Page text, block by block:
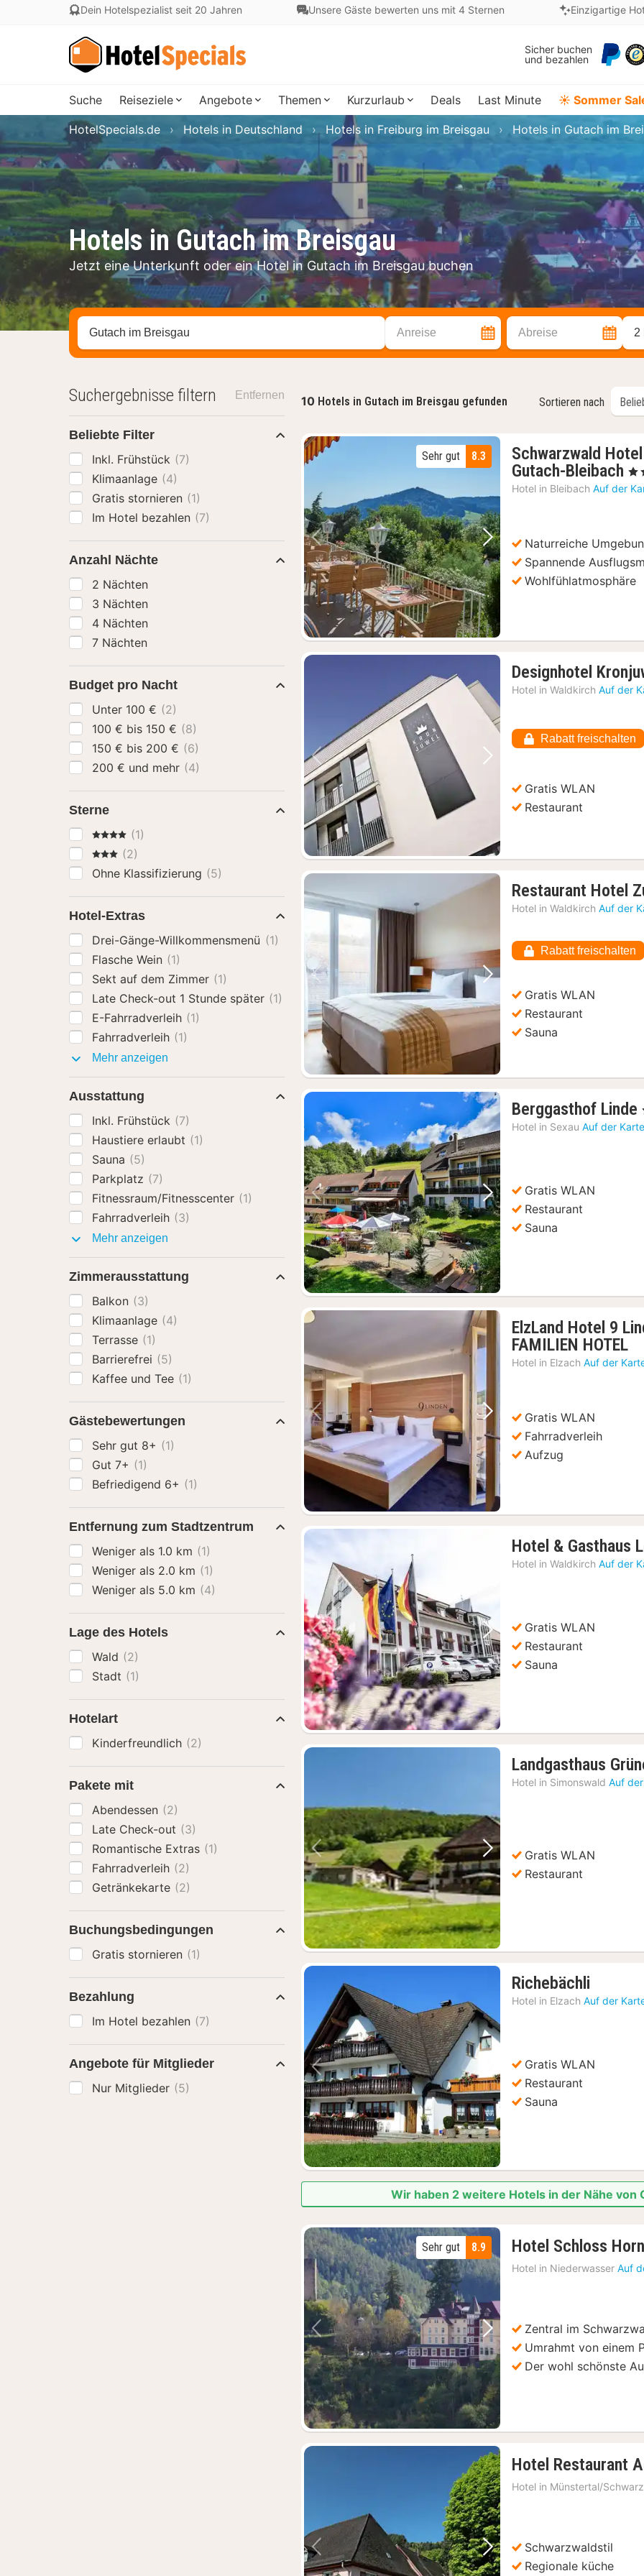
Dein Hotelspezialist seit 20 Jahren Unsere Gäste bewerten uns mit 4 Sternen Einzigartige
Sicher buchen
und bezahlen
Suche Reiseziele Angebote Themen Kurzurlaub Deals Last Minute ☀️ Sommer
Hotels in Gutach im Breisgau
Jetzt eine Unterkunft oder ein Hotel in Gutach im Breisgau buchen
HotelSpecials.de Hotels in Deutschland Hotels in Freiburg im Breisgau Hotels in Gutach im
Stadt, Region oder Hotel suchen Anreise Abreise 2
10 Hotels in Gutach im Breisgau gefunden Sortieren nach
Vorheriges Bild Nächstes Bild
8.3
Sehr gut
Schwarzwald
Gutach-Bleibach 1
€
, 4
Hotel in Bleibach Auf der
Naturreiche
Spannende
Wohlfühlatmosphäre
Vorheriges Bild Nächstes Bild
Designhotel
Hotel in Waldkirch Auf der
Rabatt freischalten
Gratis WLAN
Restaurant
Vorheriges Bild Nächstes Bild
Restaurant Hotel
Hotel in Waldkirch Auf der
Rabatt freischalten
Gratis WLAN
Restaurant
Sauna
Vorheriges Bild Nächstes Bild
Berggasthof Linde
Hotel in Sexau Auf der
Gratis WLAN
Restaurant
Sauna
Vorheriges Bild Nächstes Bild
ElzLand Hotel 9
FAMILIEN HOTEL1
Hotel in Elzach Auf der
Gratis WLAN
Fahrradverleih
Aufzug
Vorheriges Bild Nächstes Bild
Hotel & Gasthaus
Hotel in Waldkirch Auf der
Gratis WLAN
Restaurant
Sauna
Vorheriges Bild Nächstes Bild
Landgasthaus
Hotel in Simonswald Auf
Gratis WLAN
Restaurant
Vorheriges Bild Nächstes Bild
Richebächli
Nacht
Hotel in Elzach Auf der
Gratis WLAN
Restaurant
Sauna
Wir haben 2 weitere Hotels in der Nähe von
Vorheriges Bild Nächstes Bild
8.9
Sehr gut Hotel Schloss
Hotel in Niederwasser Auf
Zentral im
Umrahmt von einem
Der wohl schönste
Vorheriges Bild Nächstes Bild
Hotel Restaurant
Hotel in Münstertal/
Schwarzwaldstil
Regionale küche
Suchergebnisse filtern Entfernen
Beliebte Filter
Inkl. Frühstück (7)
Klimaanlage (4)
Gratis stornieren (1)
Im Hotel bezahlen (7)
Anzahl Nächte
2 Nächten
3 Nächten
4 Nächten
7 Nächten
Budget pro Nacht
Unter 100 € (2)
100 € bis 150 € (8)
150 € bis 200 € (6)
200 € und mehr (4)
Sterne
4 Sterne(1)
3 Sterne
(2)
Ohne Klassifizierung (5)
Hotel-Extras
Drei-Gänge-Willkommensmenü (1)
Flasche Wein (1)
Sekt auf dem Zimmer (1)
Late Check-out 1 Stunde später (1)
E-Fahrradverleih (1)
Fahrradverleih (1)
Mehr anzeigen
Ausstattung
Inkl. Frühstück (7)
Haustiere erlaubt (1)
Sauna (5)
Parkplatz (7)
Fitnessraum/Fitnesscenter (1)
Fahrradverleih (3)
Mehr anzeigen
Zimmerausstattung
Balkon (3)
Klimaanlage (4)
Terrasse (1)
Barrierefrei (5)
Kaffee und Tee (1)
Gästebewertungen
Sehr gut 8+ (1)
Gut 7+ (1)
Befriedigend 6+ (1)
Entfernung zum Stadtzentrum
Weniger als 1.0 km (1)
Weniger als 2.0 km (1)
Weniger als 5.0 km (4)
Lage des Hotels
Wald (2)
Stadt (1)
Hotelart
Kinderfreundlich (2)
Pakete mit
Abendessen (2)
Late Check-out (3)
Romantische Extras (1)
Fahrradverleih (2)
Getränkekarte (2)
Buchungsbedingungen
Gratis stornieren (1)
Bezahlung
Im Hotel bezahlen (7)
Angebote für Mitglieder
Nur Mitglieder (5)